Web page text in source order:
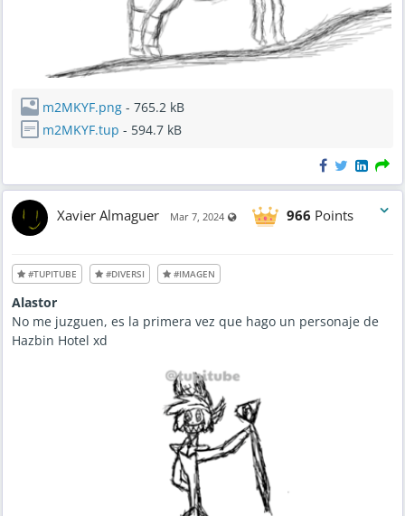
m2MKYF.png - 765.2 kB
m2MKYF.tup - 594.7 kB
Xavier Almaguer Mar 7, 2024 Visible also to unregistered users
966 Points
#TUPITUBE #DIVERSI #IMAGEN
Alastor
No me juzguen, es la primera vez que hago un personaje de
Hazbin Hotel xd